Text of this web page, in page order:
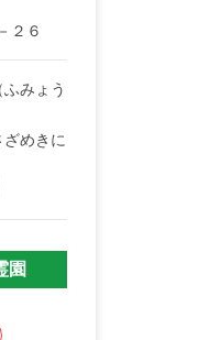
２６
みょう
めきに
まいそ
供しま
園